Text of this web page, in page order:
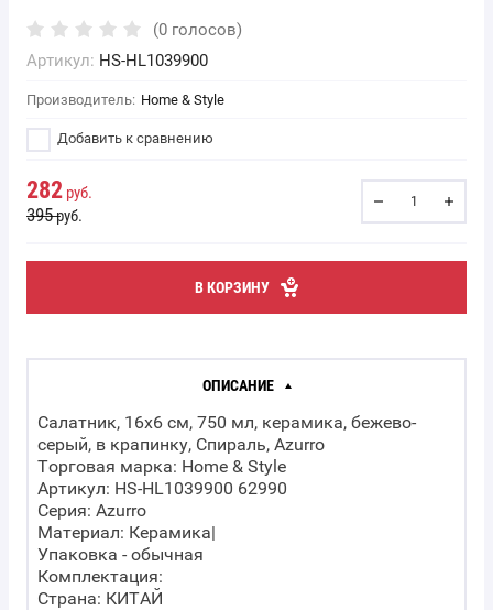
(0 голосов)
Артикул: HS-HL1039900
Производитель: Home & Style
Добавить к сравнению
282 руб.
395руб.
В КОРЗИНУ
ОПИСАНИЕ
Салатник, 16х6 см, 750 мл, керамика, бежево-
серый, в крапинку, Спираль, Azurro
Торговая марка: Home & Style
Артикул: HS-HL1039900 62990
Серия: Azurro
Материал: Керамика|
Упаковка - обычная
Комплектация:
Страна: КИТАЙ